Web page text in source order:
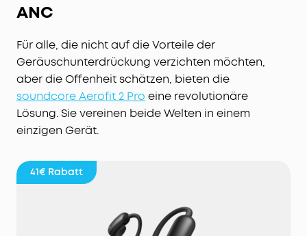
ANC
Für alle, die nicht auf die Vorteile der
Geräuschunterdrückung verzichten möchten,
aber die Offenheit schätzen, bieten die
soundcore Aerofit 2 Pro eine revolutionäre
Lösung. Sie vereinen beide Welten in einem
einzigen Gerät.
41€ Rabatt